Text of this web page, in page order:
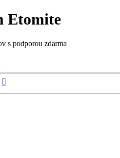
Etomite
s podporou zdarma